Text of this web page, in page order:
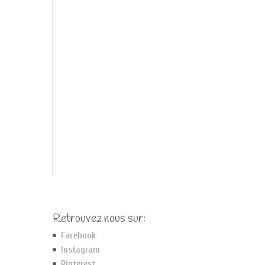
Retrouvez nous sur:
Facebook
Instagram